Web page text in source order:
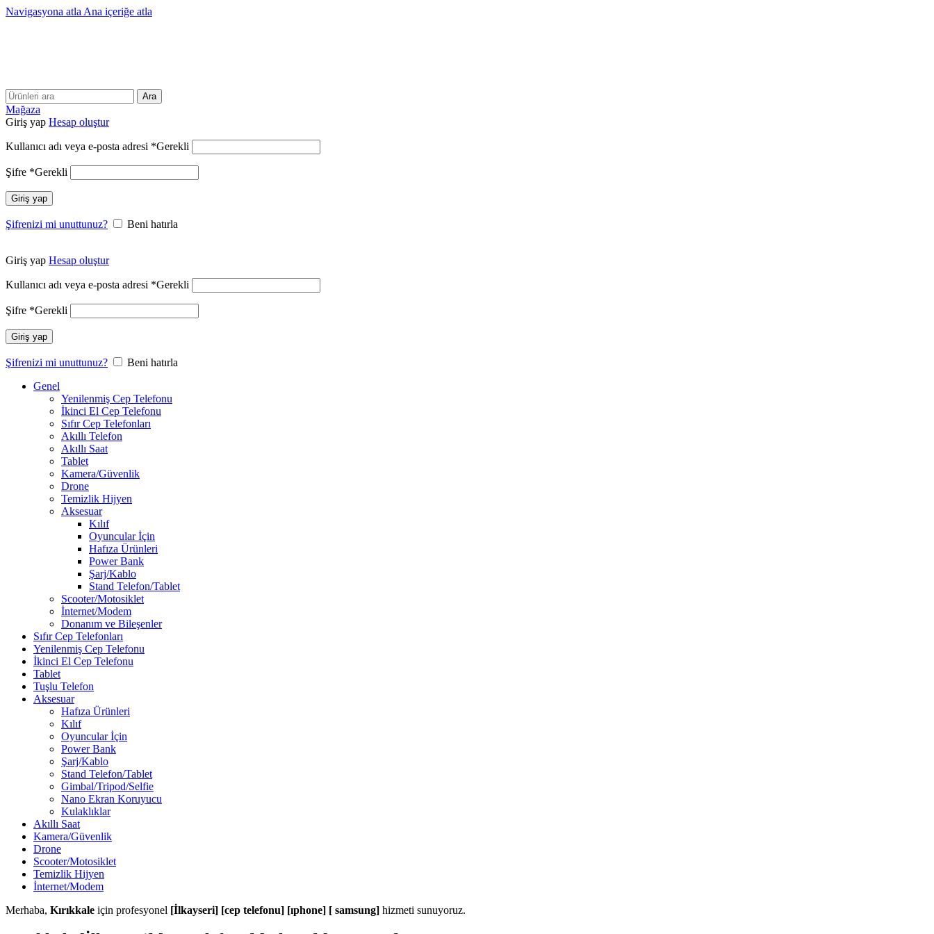
Navigasyona atla Ana içeriğe atla
Ara
Mağaza
Giriş yap Hesap oluştur
Kullanıcı adı veya e-posta adresi *Gerekli
Şifre *Gerekli
Giriş yap
Şifrenizi mi unuttunuz? Beni hatırla
Giriş yap Hesap oluştur
Kullanıcı adı veya e-posta adresi *Gerekli
Şifre *Gerekli
Giriş yap
Şifrenizi mi unuttunuz?
Beni hatırla
Genel
Yenilenmiş Cep Telefonu
İkinci El Cep Telefonu
Sıfır Cep Telefonları
Akıllı Telefon
Akıllı Saat
Tablet
Kamera/Güvenlik
Drone
Temizlik Hijyen
Aksesuar
Kılıf
Oyuncular İçin
Hafıza Ürünleri
Power Bank
Şarj/Kablo
Stand Telefon/Tablet
Scooter/Motosiklet
İnternet/Modem
Donanım ve Bileşenler
Sıfır Cep Telefonları
Yenilenmiş Cep Telefonu
İkinci El Cep Telefonu
Tablet
Tuşlu Telefon
Aksesuar
Hafıza Ürünleri
Kılıf
Oyuncular İçin
Power Bank
Şarj/Kablo
Stand Telefon/Tablet
Gimbal/Tripod/Selfie
Nano Ekran Koruyucu
Kulaklıklar
Akıllı Saat
Kamera/Güvenlik
Drone
Scooter/Motosiklet
Temizlik Hijyen
İnternet/Modem
Merhaba, Kırıkkale için profesyonel [İlkayseri] [cep telefonu] [ıphone] [ samsung] hizmeti sunuyoruz.